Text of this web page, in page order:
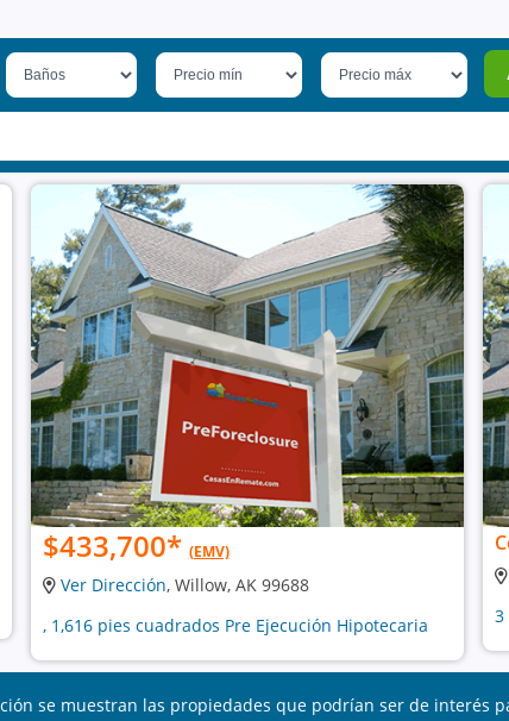
$433,700* (EMV)
Ver Dirección, Willow, AK 99688
, 1,616 pies cuadrados Pre Ejecución Hipotecaria
3
se muestran las propiedades que podrían ser de interés